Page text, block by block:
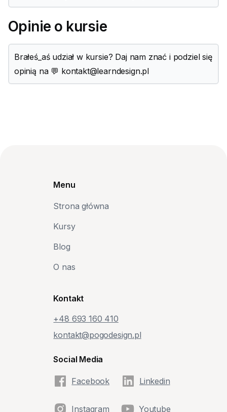
Opinie o kursie
Brałeś_aś udział w kursie? Daj nam znać i podziel się
opinią na 💬 kontakt@learndesign.pl
Menu
Strona główna
Kursy
Blog
O nas
Kontakt
+48‭ 693 160 410‬
kontakt@pogodesign.pl
Social Media
Facebook Linkedin
Instagram Youtube